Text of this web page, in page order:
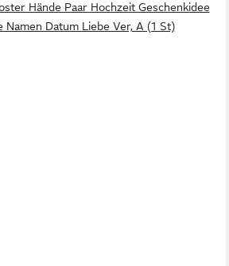
Hände Paar Hochzeit Geschenkidee
Namen Datum Liebe Ver, A (1 St)